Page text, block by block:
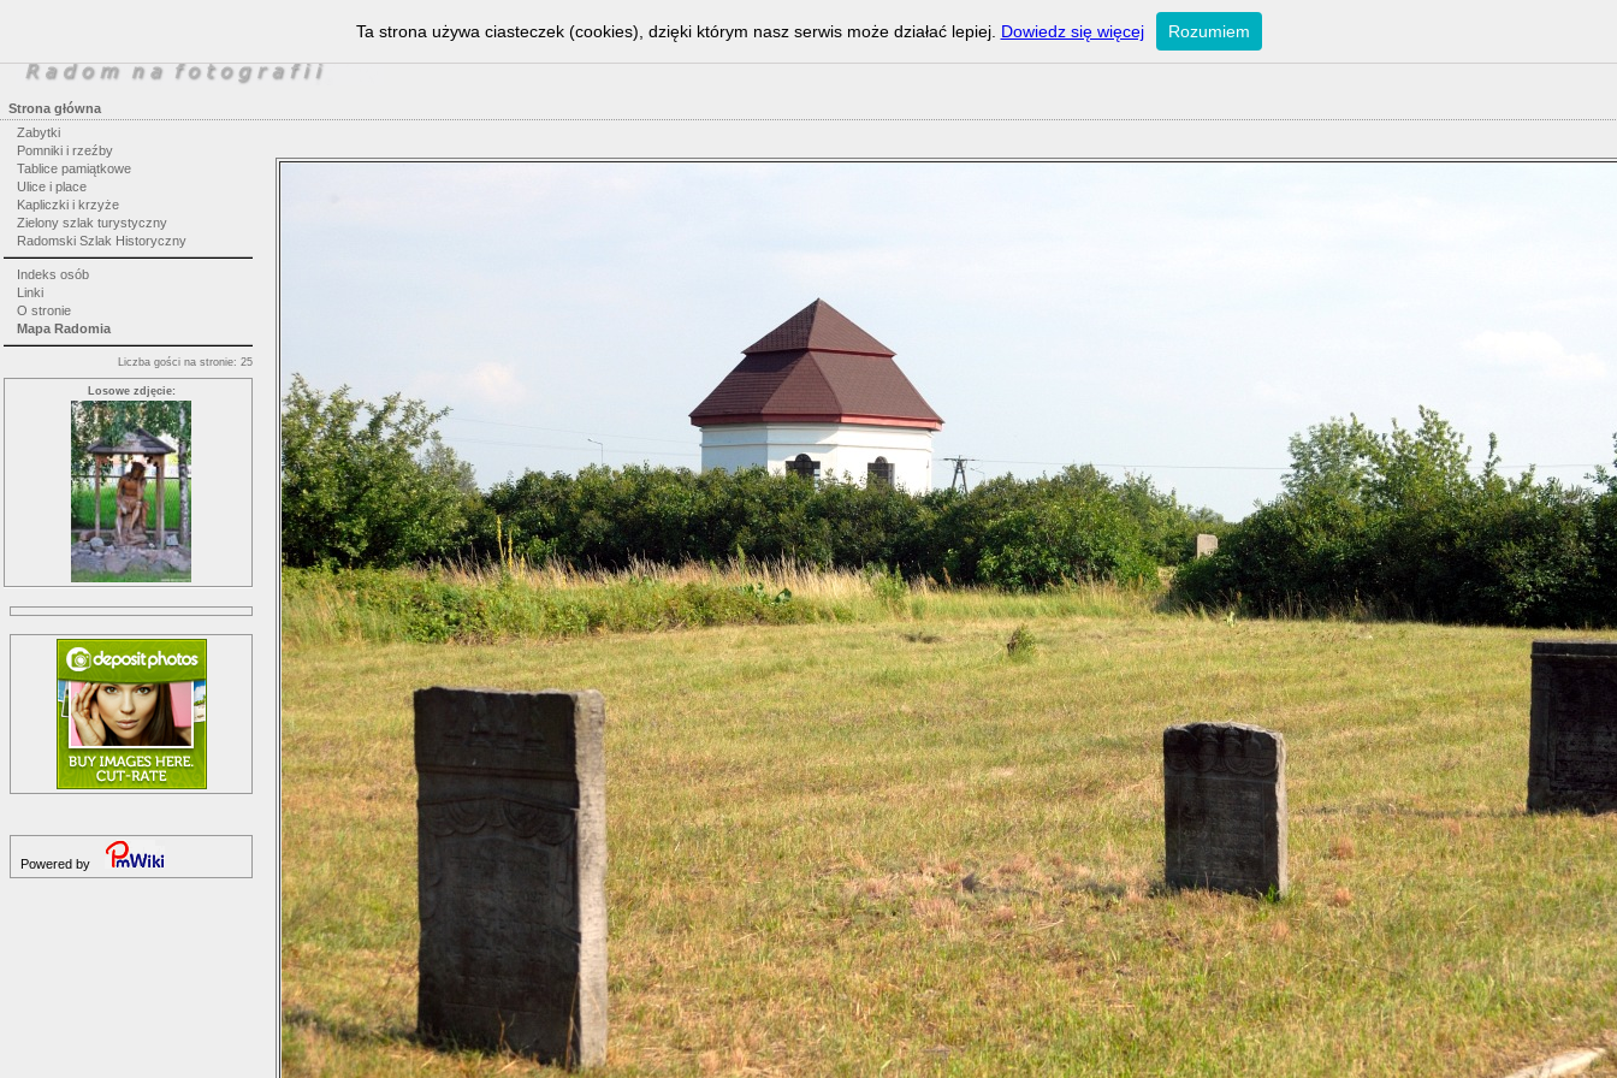
Strona główna
Zabytki
Pomniki i rzeźby
Tablice pamiątkowe
Ulice i place
Kapliczki i krzyże
Zielony szlak turystyczny
Radomski Szlak Historyczny
Indeks osób
Linki
O stronie
Mapa Radomia
Liczba gości na stronie: 25
Losowe zdjęcie:
Powered by
Ta strona używa ciasteczek (cookies), dzięki którym nasz serwis może działać lepiej. Dowiedz się więcej Rozumiem